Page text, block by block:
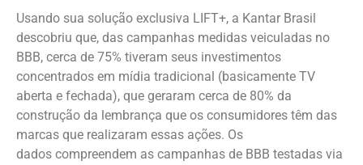
Usando sua solução exclusiva LIFT+, a Kantar Brasil
descobriu que, das campanhas medidas veiculadas no
BBB, cerca de 75% tiveram seus investimentos
concentrados em mídia tradicional (basicamente TV
aberta e fechada), que geraram cerca de 80% da
construção da lembrança que os consumidores têm das
marcas que realizaram essas ações. Os
dados compreendem as campanhas de BBB testadas via